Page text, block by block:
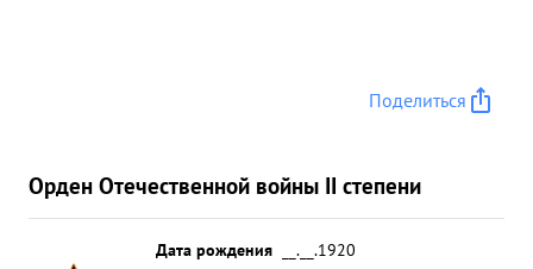
Поделиться
Орден Отечественной войны II степени
Дата рождения
__.__.1920